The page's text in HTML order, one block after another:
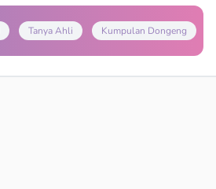
Tanya Ahli Kumpulan Dongeng